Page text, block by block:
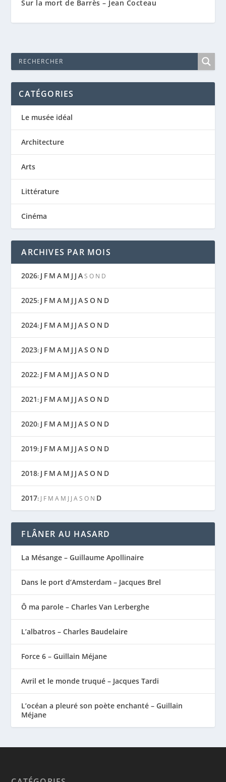
Sur la mort de Barrès – Jean Cocteau
CATÉGORIES
Le musée idéal
Architecture
Arts
Littérature
Cinéma
ARCHIVES PAR MOIS
2026: J F M A M J J A S O N D
2025: J F M A M J J AS O N D
2024: J F M A M J J AS O N D
2023: J F M A M J J AS O N D
2022: J F M A M J J AS O N D
2021: J F M A M J J AS O N D
2020: J F M A M J J AS O N D
2019: J F M A M J J AS O N D
2018: J F M A M J J AS O N D
2017: J F M A M J J A S O N D
FLÂNER AU HASARD
La Mésange – Guillaume Apollinaire
Dans le port d’Amsterdam – Jacques Brel
Ô ma parole – Charles Van Lerberghe
L’albatros – Charles Baudelaire
Force 6 – Guillain Méjane
Avril et le monde truqué – Jacques Tardi
L’océan a pleuré son poète enchanté – Guillain
Méjane